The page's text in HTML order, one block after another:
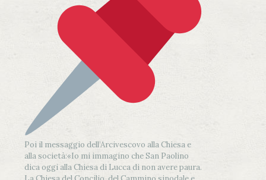
Poi il messaggio dell’Arcivescovo alla Chiesa e
alla società:«Io mi immagino che San Paolino
dica oggi alla Chiesa di Lucca di non avere paura.